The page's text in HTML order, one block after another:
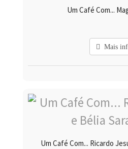
Um Café Com...
Mais
Um Café Com... Ricardo